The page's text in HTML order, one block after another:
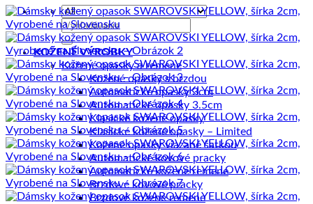
Hľadať:
KOŽENÉ VÝROBKY
Kožené opasky a remene
Kožené opasky s brzdou
Automatické opasky 3cm
Automatické opasky 3.5cm
Klasické kožené opasky
Klasické kožené opasky – Limited
Kožené opasky viazané šatkou
Automatické kovové pracky
Automatické kožené remene
Brzdové kovové pracky
Brzdové kožené remene